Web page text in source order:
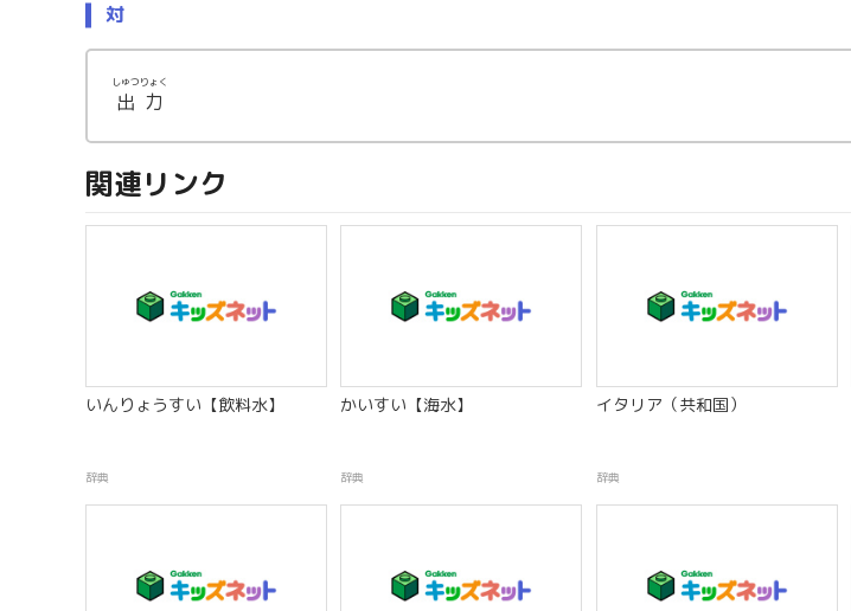
対
出力
しゅつりょく
関連リンク
いんりょうすい【飲料水】
辞典
かいすい【海水】
辞典
イタリア（共和国）
辞典